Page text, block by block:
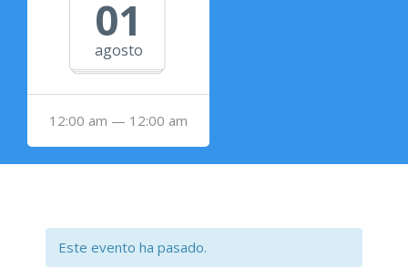
01
agosto
12:00 am — 12:00 am
Este evento ha pasado.